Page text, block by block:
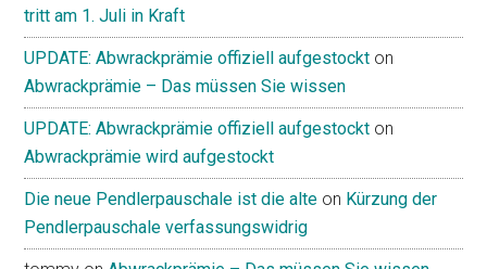
tritt am 1. Juli in Kraft
UPDATE: Abwrackprämie offiziell aufgestockt on
Abwrackprämie – Das müssen Sie wissen
UPDATE: Abwrackprämie offiziell aufgestockt on
Abwrackprämie wird aufgestockt
Die neue Pendlerpauschale ist die alte on Kürzung der
Pendlerpauschale verfassungswidrig